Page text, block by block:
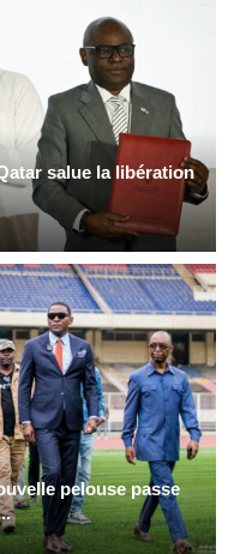
salue la libération
pelouse passe